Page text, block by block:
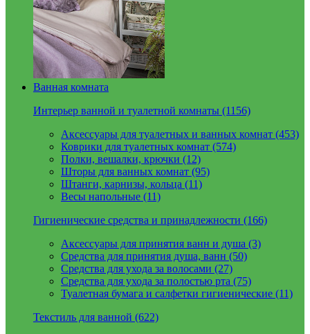
Ванная комната
Интерьер ванной и туалетной комнаты (1156)
Аксессуары для туалетных и ванных комнат (453)
Коврики для туалетных комнат (574)
Полки, вешалки, крючки (12)
Шторы для ванных комнат (95)
Штанги, карнизы, кольца (11)
Весы напольные (11)
Гигиенические средства и принадлежности (166)
Аксессуары для принятия ванн и душа (3)
Средства для принятия душа, ванн (50)
Средства для ухода за волосами (27)
Средства для ухода за полостью рта (75)
Туалетная бумага и салфетки гигиенические (11)
Текстиль для ванной (622)